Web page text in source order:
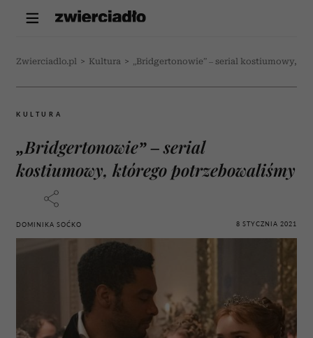
Zwierciadlo.pl > Kultura > „Bridgertonowie” – serial kostiumowy,
KULTURA
„Bridgertonowie” – serial
kostiumowy, którego potrzebowaliśmy
DOMINIKA SOĆKO 8 STYCZNIA 2021